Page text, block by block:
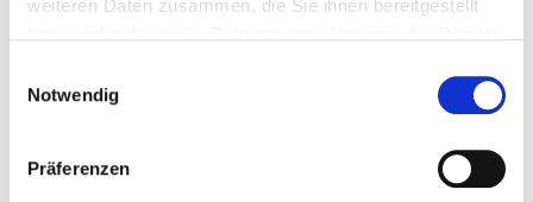
weiteren Daten zusammen, die Sie ihnen bereitgestellt
Notwendig
Präferenzen
Inkl. MwSt. zzgl.
Mehr In den Warenkorb